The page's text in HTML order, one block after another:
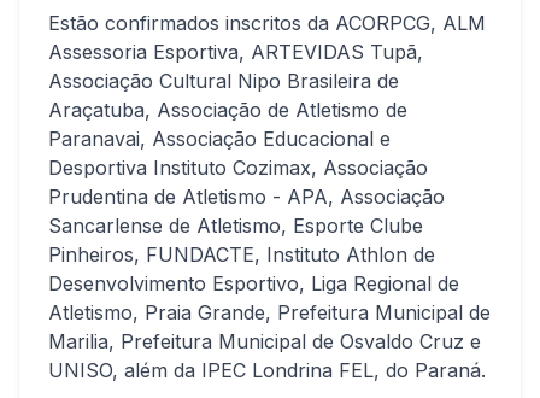
Estão confirmados inscritos da ACORPCG, ALM
Assessoria Esportiva, ARTEVIDAS Tupã,
Associação Cultural Nipo Brasileira de
Araçatuba, Associação de Atletismo de
Paranavai, Associação Educacional e
Desportiva Instituto Cozimax, Associação
Prudentina de Atletismo - APA, Associação
Sancarlense de Atletismo, Esporte Clube
Pinheiros, FUNDACTE, Instituto Athlon de
Desenvolvimento Esportivo, Liga Regional de
Atletismo, Praia Grande, Prefeitura Municipal de
Marilia, Prefeitura Municipal de Osvaldo Cruz e
UNISO, além da IPEC Londrina FEL, do Paraná.